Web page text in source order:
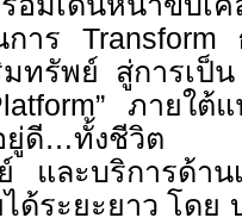
การ Transform
ทรัพย์ สู่การเป็น
ภายใต้
ยู่ดี…ทั้งชีวิต โ
และบริการด้าน
ด้ระยะยาว โดย